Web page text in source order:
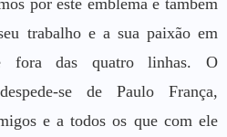
trabalho e a sua paixão em
fora das quatro linhas. O
se de Paulo França,
e a todos os que com ele